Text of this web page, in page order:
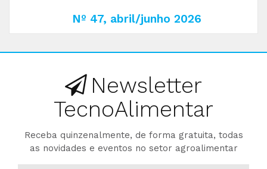
Nº 47, abril/junho 2026
Newsletter
TecnoAlimentar
Receba quinzenalmente, de forma gratuita, todas
as novidades e eventos no setor agroalimentar